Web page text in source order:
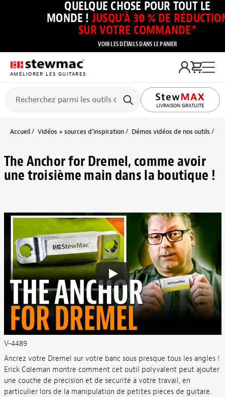
QUELQUE CHOSE POUR TOUT LE
MONDE ! JUSQU’À 30 % DE
SUR VOTRE COMMANDE*
VOIR LES DÉTAILS DANS LE PANIER
AMÉLIORER LES GUITARES
LIVRAISON GRATUITE
Accueil Vidéos + sources d’inspiration Démos vidéos de nos outils
The Anchor for Dremel, comme avoir
une troisième main dans la boutique !
V-4489
Ancrez votre Dremel sur votre banc sous presque tous les angles !
Erick Coleman montre comment cet outil polyvalent peut ajouter
une couche de précision et de sécurité à votre travail, en
particulier lors de la manipulation de petites pièces de guitare.